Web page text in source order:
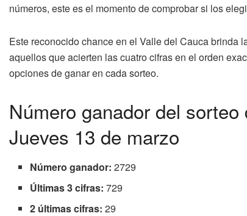
números, este es el momento de comprobar si los
Este reconocido chance en el Valle del Cauca brinda
aquellos que acierten las cuatro cifras en el orden
opciones de ganar en cada sorteo.
Número ganador del
Jueves 13 de marzo
Número ganador: 2729
Últimas 3 cifras: 729
2 últimas cifras: 29